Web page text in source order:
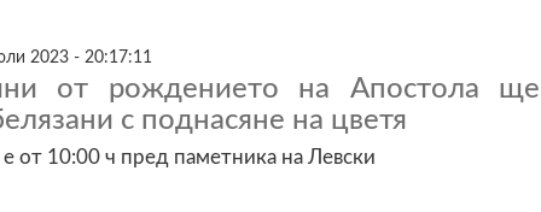
2023 - 20:17:11
от рождението на Апостола ще
с поднасяне на цветя
от 10:00 ч пред паметника на Левски